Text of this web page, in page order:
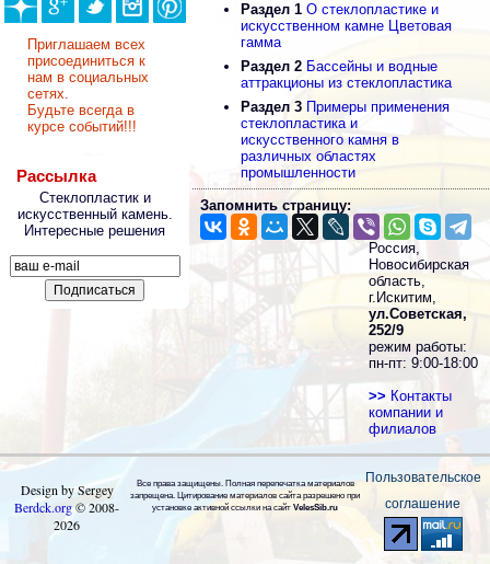
Приглашаем всех
присоединиться к
нам в социальных
сетях.
Будьте всегда в
курсе событий!!!
Рассылка
Стеклопластик и
искусственный камень.
Интересные решения
Раздел 1 О стеклопластике и
искусственном камне Цветовая
гамма
Раздел 2 Бассейны и водные
аттракционы из стеклопластика
Раздел 3 Примеры применения
стеклопластика и
искусственного камня в
различных областях
промышленности
Запомнить страницу:
Россия,
Новосибирская
область,
г.Искитим,
ул.Советская,
252/9
режим работы:
пн-пт: 9:00-18:00
>> Контакты
компании и
филиалов
Design by Sergey
Berdck.org©2008-
2026
Все права защищены. Полная перепечатка материалов
запрещена. Цитирование материалов сайта разрешено при
установке активной ссылки на сайт VelesSib.ru
Пользовательское
соглашение